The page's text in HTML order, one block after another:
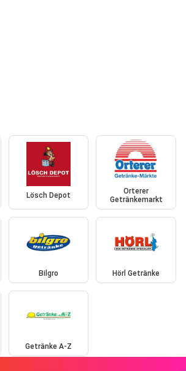
Lösch Depot
Orterer
Getränkemarkt
Bilgro Hörl Getränke
Getränke A-Z